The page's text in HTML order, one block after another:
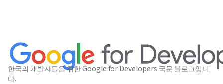
한국의 개발자들을 위한 Google for Developers 국문 블로그입니
다.